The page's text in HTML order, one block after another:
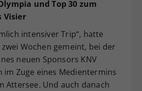
und Top 30 zum
Visier
intensiver Trip“, hatte
Wochen gemeint, bei der
neuen Sponsors KNV
im Zuge eines Medientermins
Attersee. Und auch danach